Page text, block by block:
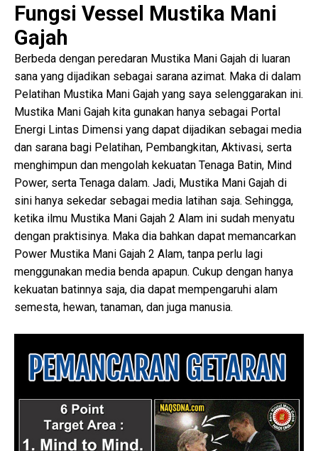
Fungsi Vessel Mustika Mani
Gajah
Berbeda dengan peredaran Mustika Mani Gajah di luaran
sana yang dijadikan sebagai sarana azimat. Maka di dalam
Pelatihan Mustika Mani Gajah yang saya selenggarakan ini.
Mustika Mani Gajah kita gunakan hanya sebagai Portal
Energi Lintas Dimensi yang dapat dijadikan sebagai media
dan sarana bagi Pelatihan, Pembangkitan, Aktivasi, serta
menghimpun dan mengolah kekuatan Tenaga Batin, Mind
Power, serta Tenaga dalam. Jadi, Mustika Mani Gajah di
sini hanya sekedar sebagai media latihan saja. Sehingga,
ketika ilmu Mustika Mani Gajah 2 Alam ini sudah menyatu
dengan praktisinya. Maka dia bahkan dapat memancarkan
Power Mustika Mani Gajah 2 Alam, tanpa perlu lagi
menggunakan media benda apapun. Cukup dengan hanya
kekuatan batinnya saja, dia dapat mempengaruhi alam
semesta, hewan, tanaman, dan juga manusia.